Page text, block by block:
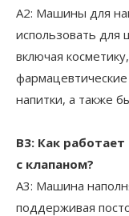
A2: Машины для
использовать для
включая
напитки, а также
В3: Как
с клапаном?
A3: Машина
поддерживая